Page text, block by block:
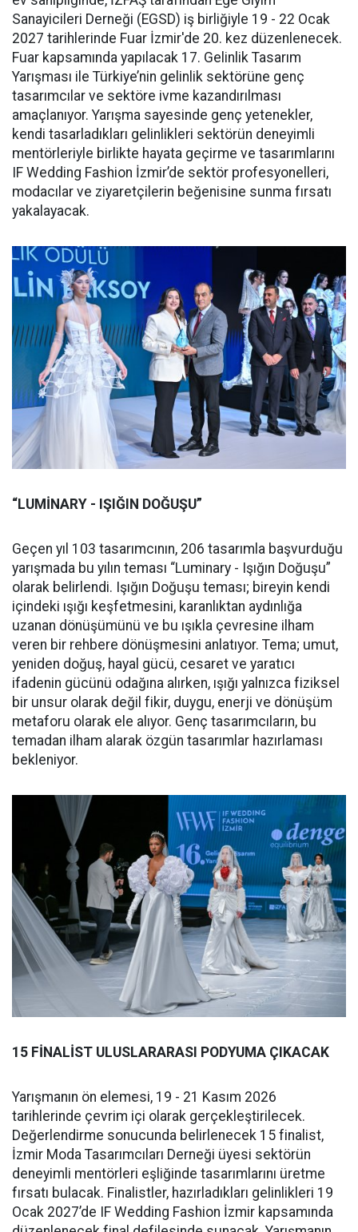
Sanayicileri Derneği (EGSD) iş birliğiyle 19 - 22 Ocak
2027 tarihlerinde Fuar İzmir'de 20. kez düzenlenecek.
Fuar kapsamında yapılacak 17. Gelinlik Tasarım
Yarışması ile Türkiye’nin gelinlik sektörüne genç
tasarımcılar ve sektöre ivme kazandırılması
amaçlanıyor. Yarışma sayesinde genç yetenekler,
kendi tasarladıkları gelinlikleri sektörün deneyimli
mentörleriyle birlikte hayata geçirme ve tasarımlarını
IF Wedding Fashion İzmir’de sektör profesyonelleri,
modacılar ve ziyaretçilerin beğenisine sunma fırsatı
yakalayacak.
“LUMİNARY - IŞIĞIN DOĞUŞU”
Geçen yıl 103 tasarımcının, 206 tasarımla başvurduğu
yarışmada bu yılın teması “Luminary - Işığın Doğuşu”
olarak belirlendi. Işığın Doğuşu teması; bireyin kendi
içindeki ışığı keşfetmesini, karanlıktan aydınlığa
uzanan dönüşümünü ve bu ışıkla çevresine ilham
veren bir rehbere dönüşmesini anlatıyor. Tema; umut,
yeniden doğuş, hayal gücü, cesaret ve yaratıcı
ifadenin gücünü odağına alırken, ışığı yalnızca fiziksel
bir unsur olarak değil fikir, duygu, enerji ve dönüşüm
metaforu olarak ele alıyor. Genç tasarımcıların, bu
temadan ilham alarak özgün tasarımlar hazırlaması
bekleniyor.
15 FİNALİST ULUSLARARASI PODYUMA ÇIKACAK
Yarışmanın ön elemesi, 19 - 21 Kasım 2026
tarihlerinde çevrim içi olarak gerçekleştirilecek.
Değerlendirme sonucunda belirlenecek 15 finalist,
İzmir Moda Tasarımcıları Derneği üyesi sektörün
deneyimli mentörleri eşliğinde tasarımlarını üretme
fırsatı bulacak. Finalistler, hazırladıkları gelinlikleri 19
Ocak 2027’de IF Wedding Fashion İzmir kapsamında